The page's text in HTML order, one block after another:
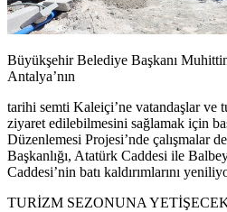
Büyükşehir Belediye Başkanı
Antalya’nın
tarihi semti Kaleiçi’ne vatandaşlar ve
ziyaret edilebilmesini sağlamak için
Düzenlemesi Projesi’nde çalışmalar
Başkanlığı, Atatürk Caddesi ile
Caddesi’nin batı kaldırımlarını
TURİZM SEZONUNA